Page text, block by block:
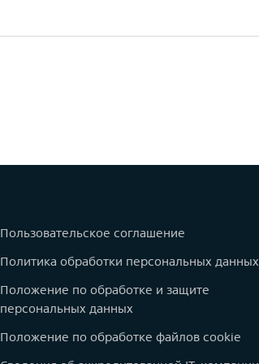
Пользовательское соглашение
Политика обработки персональных данных
Положение по обработке и защите
персональных данных
Положение по обработке файлов cookie